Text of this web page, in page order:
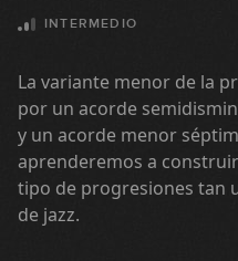
INTERMEDIO
La variante menor de la
por un acorde
y un acorde menor
aprenderemos a
tipo de progresiones tan
de jazz.
17:18
5
13:12